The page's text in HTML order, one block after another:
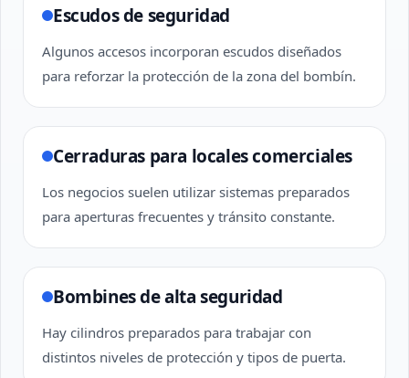
Escudos de seguridad
Algunos accesos incorporan escudos diseñados
para reforzar la protección de la zona del bombín.
Cerraduras para locales comerciales
Los negocios suelen utilizar sistemas preparados
para aperturas frecuentes y tránsito constante.
Bombines de alta seguridad
Hay cilindros preparados para trabajar con
distintos niveles de protección y tipos de puerta.